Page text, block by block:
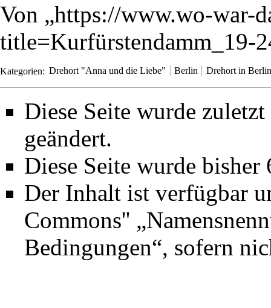
Von „https://www.wo-war-
title=Kurfürstendamm_19-
Kategorien: Drehort "Anna und die Liebe" Berlin Drehort in Berlin
Diese Seite wurde
geändert.
Diese Seite wurde
Der Inhalt ist verfügbar
Commons''
Bedingungen“, sofern